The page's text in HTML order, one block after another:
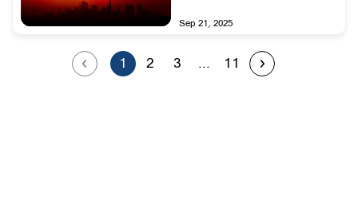
Sep 21, 2025
1 2 3 ... 11